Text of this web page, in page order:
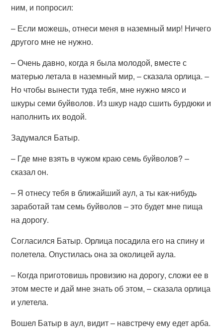
ним, и попросил:
– Если можешь, отнеси меня в наземный мир! Ничего
другого мне не нужно.
– Очень давно, когда я была молодой, вместе с
матерью летала в наземный мир, – сказала орлица. –
Но чтобы вынести туда тебя, мне нужно мясо и
шкуры семи буйволов. Из шкур надо сшить бурдюки и
наполнить их водой.
Задумался Батыр.
– Где мне взять в чужом краю семь буйволов? –
сказал он.
– Я отнесу тебя в ближайший аул, а ты как-нибудь
заработай там семь буйволов – это будет мне пища
на дорогу.
Согласился Батыр. Орлица посадила его на спину и
полетела. Опустилась она за околицей аула.
– Когда приготовишь провизию на дорогу, сложи ее в
этом месте и дай мне знать об этом, – сказала орлица
и улетела.
Вошел Батыр в аул, видит – навстречу ему едет арба.